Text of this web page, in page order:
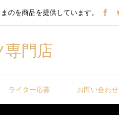
のを商品を提供しています。
専門店
ライター応募 お問い合わせ